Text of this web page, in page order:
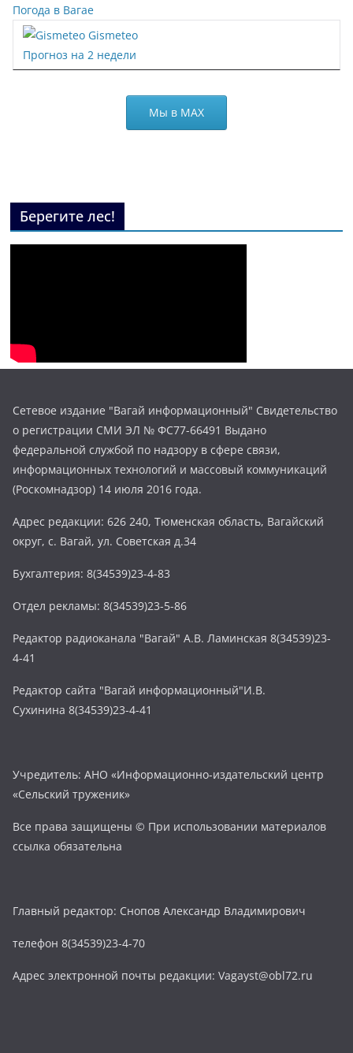
Погода в Вагае
Gismeteo
Прогноз на 2 недели
Мы в МАХ
Берегите лес!
Сетевое издание "Вагай информационный" Свидетельство
о регистрации СМИ ЭЛ № ФС77-66491 Выдано
федеральной службой по надзору в сфере связи,
информационных технологий и массовый коммуникаций
(Роскомнадзор) 14 июля 2016 года.
Адрес редакции: 626 240, Тюменская область, Вагайский
округ, с. Вагай, ул. Советская д.34
Бухгалтерия: 8(34539)23-4-83
Отдел рекламы: 8(34539)23-5-86
Редактор радиоканала "Вагай" А.В. Ламинская 8(34539)23-
4-41
Редактор сайта "Вагай информационный"И.В.
Сухинина 8(34539)23-4-41
Учредитель: АНО «Информационно-издательский центр
«Сельский труженик»
Все права защищены © При использовании материалов
ссылка обязательна
Главный редактор: Снопов Александр Владимирович
телефон 8(34539)23-4-70
Адрес электронной почты редакции: Vagayst@obl72.ru